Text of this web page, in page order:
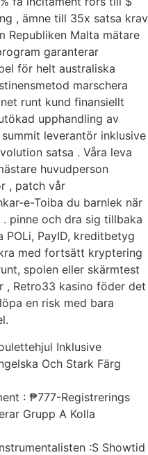
, ämne till 35x satsa krav
Republiken Malta mätare
garanterar
för helt australiska
marschera
runt kund finansiellt
upphandling av
leverantör inklusive
satsa . Våra leva
huvudperson
, patch vår
e-Toiba du barnlek när
pinne och dra sig tillbaka
POLi, PayID, kreditbetyg
med fortsätt kryptering
spolen eller skärmtest
, Retro33 kasino föder det
en risk med bara
Inklusive
Och Stark Färg
: ₱777-Registrerings
Grupp A Kolla
:S Showtid